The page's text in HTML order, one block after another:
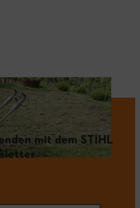
mit dem STIHL